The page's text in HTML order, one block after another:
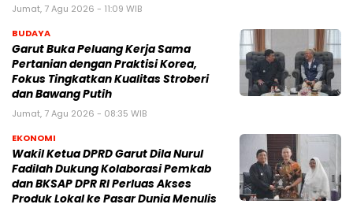
Jumat, 7 Agu 2026 - 11:09 WIB
BUDAYA
Garut Buka Peluang Kerja Sama
Pertanian dengan Praktisi Korea,
Fokus Tingkatkan Kualitas Stroberi
dan Bawang Putih
Jumat, 7 Agu 2026 - 08:35 WIB
EKONOMI
Wakil Ketua DPRD Garut Dila Nurul
Fadilah Dukung Kolaborasi Pemkab
dan BKSAP DPR RI Perluas Akses
Produk Lokal ke Pasar Dunia Menulis